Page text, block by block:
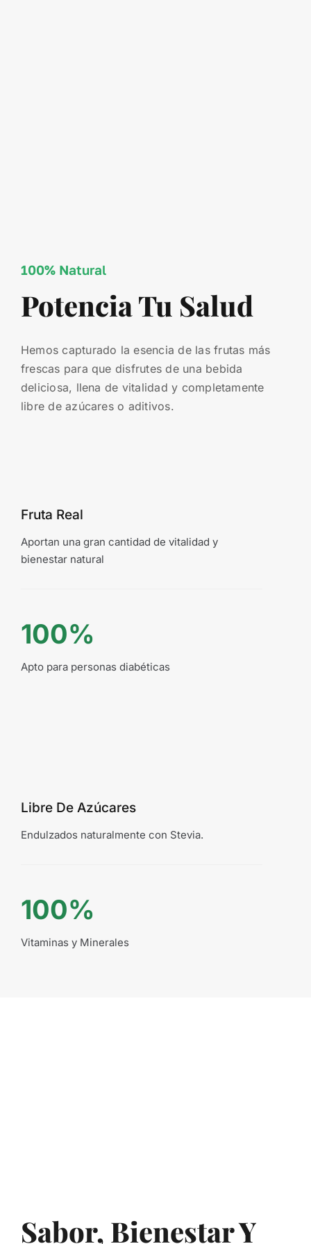
100% Natural
Potencia Tu Salud
Hemos capturado la esencia de las frutas más
frescas para que disfrutes de una bebida
deliciosa, llena de vitalidad y completamente
libre de azúcares o aditivos.
Fruta Real
Aportan una gran cantidad de vitalidad y
bienestar natural
100%
Apto para personas diabéticas
Libre De Azúcares
Endulzados naturalmente con Stevia.
100%
Vitaminas y Minerales
Sabor, Bienestar Y